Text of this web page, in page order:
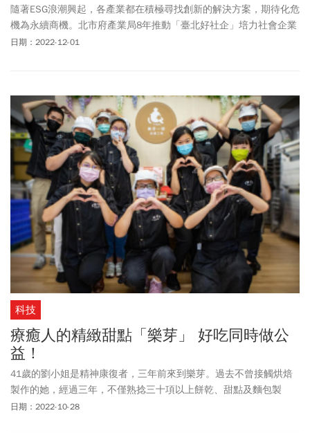
隨著ESG浪潮興起，各產業都在積極尋找創新的解決方案，期待化危
機為永續商機。北市府產業局8年推動「臺北好社企」培力社會企業
的成果，正好成為促進政策、產業與創業團隊跨領域合作的絕佳平
享：臺北好社企是支持臺北產業ESG創新轉型的關鍵夥伴！
日期：2022-12-01
科技
療癒人的精緻甜點「樂芽」 好吃同時做公
益！
41歲的劉小姐是精神康復者，三年前來到樂芽。過去不曾接觸烘焙
製作的她，經過三年，不僅熟捻三十項以上餅乾、甜點及麵包製
作，更轉而勝任庇護工場的技術輔導員，培力庇護性就業者專業烘
日期：2022-10-28